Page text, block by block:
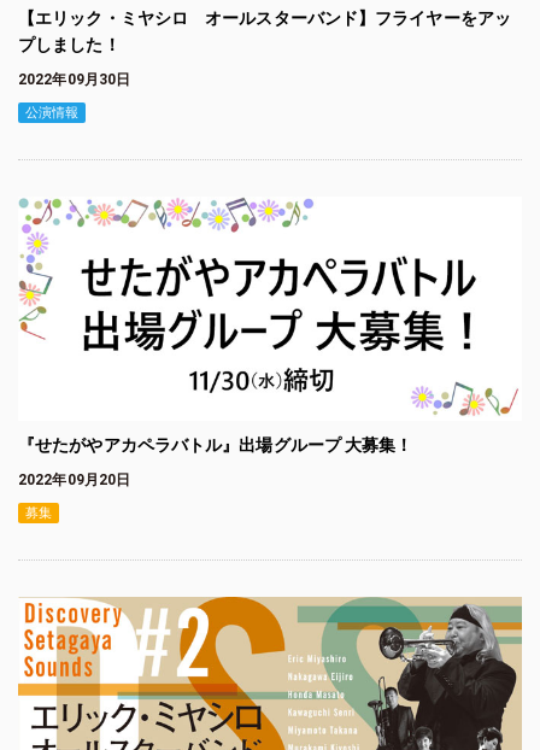
【エリック・ミヤシロ オールスターバンド】フライヤーをアッ
プしました！
2022年09月30日
公演情報
『せたがやアカペラバトル』出場グループ 大募集！
2022年09月20日
募集